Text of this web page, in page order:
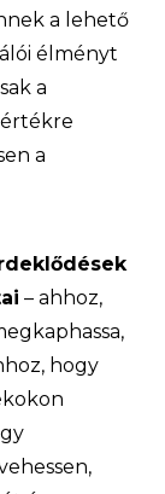
a lehető
élményt
a
a
– ahhoz,
hogy